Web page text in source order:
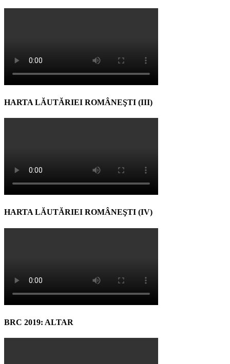
HARTA LĂUTĂRIEI ROMÂNEŞTI (III)
HARTA LĂUTĂRIEI ROMÂNEŞTI (IV)
BRC 2019: ALTAR